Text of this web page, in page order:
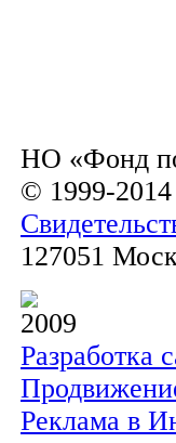
НО «Фонд
© 1999-
127051
2009
Разработка
Реклама в